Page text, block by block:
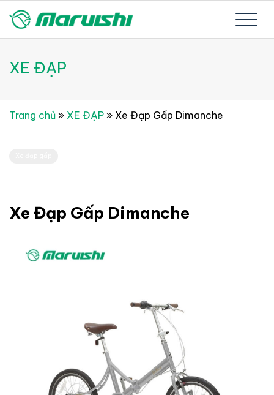
Skip
content
Xe đạp Nhật Bản Maruishi –
Since 1894
Xe đạp Nhật Bản nguyên thùng mới 100%
XE ĐẠP
Trang chủ » XE ĐẠP » Xe Đạp Gấp Dimanche
Xe Đạp Gấp Dimanche